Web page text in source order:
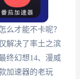
么才能不卡呢？
解决了率土之滨
终幻想14、漫威
加速器的老玩